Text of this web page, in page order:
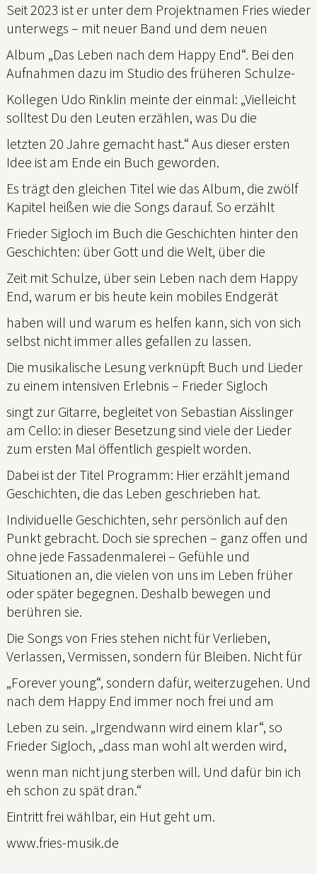
Seit 2023 ist er unter dem Projektnamen Fries wieder
unterwegs – mit neuer Band und dem neuen
Album „Das Leben nach dem Happy End“. Bei den
Aufnahmen dazu im Studio des früheren Schulze-
Kollegen Udo Rinklin meinte der einmal: „Vielleicht
solltest Du den Leuten erzählen, was Du die
letzten 20 Jahre gemacht hast.“ Aus dieser ersten
Idee ist am Ende ein Buch geworden.
Es trägt den gleichen Titel wie das Album, die zwölf
Kapitel heißen wie die Songs darauf. So erzählt
Frieder Sigloch im Buch die Geschichten hinter den
Geschichten: über Gott und die Welt, über die
Zeit mit Schulze, über sein Leben nach dem Happy
End, warum er bis heute kein mobiles Endgerät
haben will und warum es helfen kann, sich von sich
selbst nicht immer alles gefallen zu lassen.
Die musikalische Lesung verknüpft Buch und Lieder
zu einem intensiven Erlebnis – Frieder Sigloch
singt zur Gitarre, begleitet von Sebastian Aisslinger
am Cello: in dieser Besetzung sind viele der Lieder
zum ersten Mal öffentlich gespielt worden.
Dabei ist der Titel Programm: Hier erzählt jemand
Geschichten, die das Leben geschrieben hat.
Individuelle Geschichten, sehr persönlich auf den
Punkt gebracht. Doch sie sprechen – ganz offen und
ohne jede Fassadenmalerei – Gefühle und
Situationen an, die vielen von uns im Leben früher
oder später begegnen. Deshalb bewegen und
berühren sie.
Die Songs von Fries stehen nicht für Verlieben,
Verlassen, Vermissen, sondern für Bleiben. Nicht für
„Forever young“, sondern dafür, weiterzugehen. Und
nach dem Happy End immer noch frei und am
Leben zu sein. „Irgendwann wird einem klar“, so
Frieder Sigloch, „dass man wohl alt werden wird,
wenn man nicht jung sterben will. Und dafür bin ich
eh schon zu spät dran.“
Eintritt frei wählbar, ein Hut geht um.
www.fries-musik.de